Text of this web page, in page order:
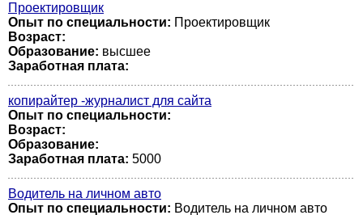
Проектировщик
Опыт по специальности: Проектировщик
Возраст:
Образование: высшее
Заработная плата:
копирайтер -журналист для сайта
Опыт по специальности:
Возраст:
Образование:
Заработная плата: 5000
Водитель на личном авто
Опыт по специальности: Водитель на личном авто